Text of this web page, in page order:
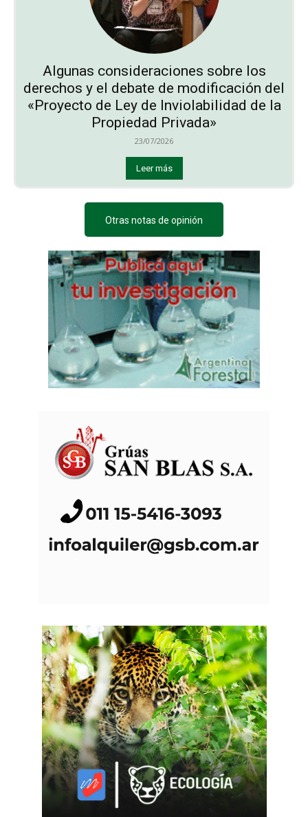
Algunas consideraciones sobre los
derechos y el debate de modificación del
«Proyecto de Ley de Inviolabilidad de la
Propiedad Privada»
23/07/2026
Leer más
Otras notas de opinión